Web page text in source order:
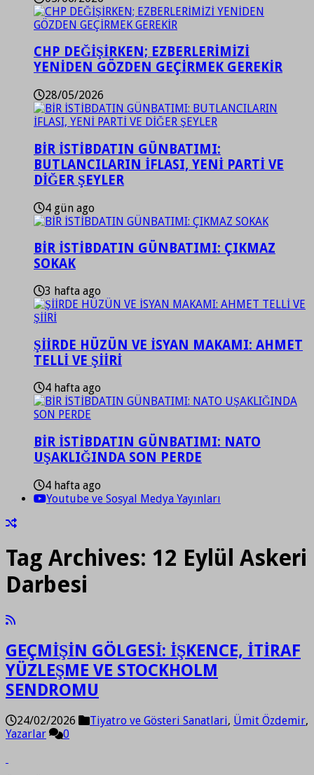
CHP DEĞİŞİRKEN; EZBERLERİMİZİ
YENİDEN GÖZDEN GEÇİRMEK GEREKİR
28/05/2026
BİR İSTİBDATIN GÜNBATIMI:
BUTLANCILARIN İFLASI, YENİ PARTİ VE
DİĞER ŞEYLER
4 gün ago
BİR İSTİBDATIN GÜNBATIMI: ÇIKMAZ
SOKAK
3 hafta ago
ŞİİRDE HÜZÜN VE İSYAN MAKAMI: AHMET
TELLİ VE ŞİİRİ
4 hafta ago
BİR İSTİBDATIN GÜNBATIMI: NATO
UŞAKLIĞINDA SON PERDE
4 hafta ago
Youtube ve Sosyal Medya Yayınları
Tag Archives: 12 Eylül Askeri
Darbesi
GEÇMİŞİN GÖLGESİ: İŞKENCE, İTİRAF
YÜZLEŞME VE STOCKHOLM
SENDROMU
24/02/2026 Tiyatro ve Gösteri Sanatlari, Ümit Özdemir,
Yazarlar
0